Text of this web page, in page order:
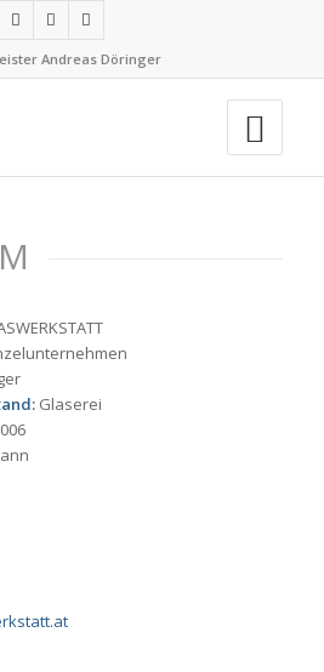
Andreas Döringer
Glaserei